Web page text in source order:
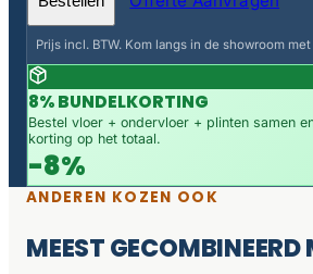
Prijs incl. BTW. Kom langs in de showroom
8% BUNDELKORTING
Bestel vloer + ondervloer + plinten samen
korting op het totaal.
-8%
ANDEREN KOZEN OOK
MEEST GECOMBINEERD